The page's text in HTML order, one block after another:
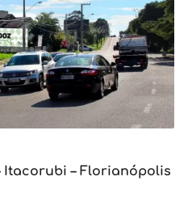
Itacorubi – Florianópolis